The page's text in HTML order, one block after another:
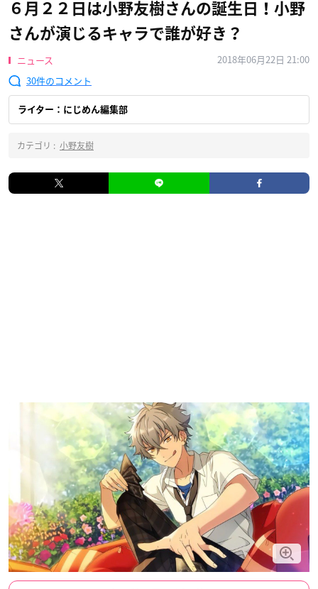
６月２２日は小野友樹さんの誕生日！小野
さんが演じるキャラで誰が好き？
ニュース
2018年06月22日 21:00
30
ライター：にじめん編集部
カテゴリ : 小野友樹